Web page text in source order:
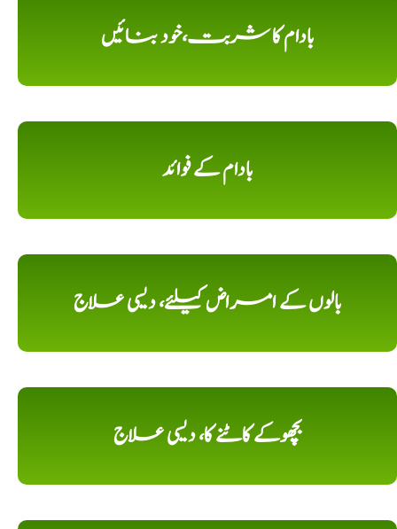
بادام کا شربت،خود بنائیں
بادام کے فوائد
بالوں کے امراض کیلئے، دیسی علاج
بچھوکے کاٹنے کا، دیسی علاج